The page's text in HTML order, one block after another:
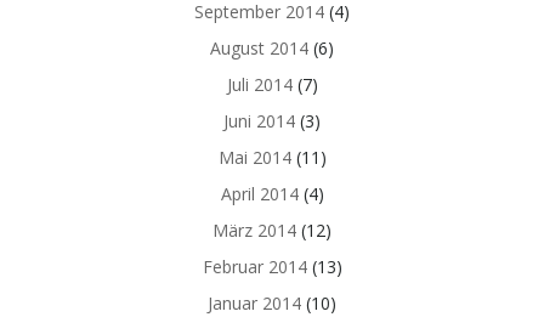
September 2014 (4)
August 2014 (6)
Juli 2014(7)
Juni 2014 (3)
Mai 2014(11)
April 2014(4)
März 2014 (12)
Februar 2014(13)
Januar 2014 (10)